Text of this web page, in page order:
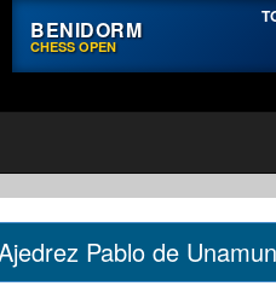
BENIDORM
CHESS OPEN
Pablo de